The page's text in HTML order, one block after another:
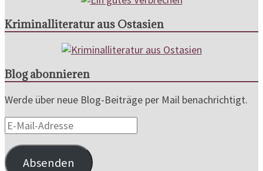
Kriminalliteratur aus Ostasien
Blog abonnieren
Werde über neue Blog-Beiträge per Mail benachrichtigt.
E-
Mail-
Adresse
Absenden